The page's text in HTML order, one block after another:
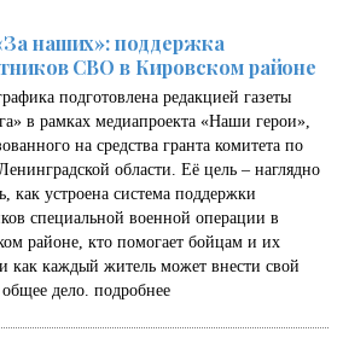
наших»: поддержка
СВО в Кировском районе
подготовлена редакцией газеты
в рамках медиапроекта «Наши герои»,
на средства гранта комитета по
области. Её цель – наглядно
как устроена система поддержки
специальной военной операции в
районе, кто помогает бойцам и их
как каждый житель может внести свой
дело. подробнее